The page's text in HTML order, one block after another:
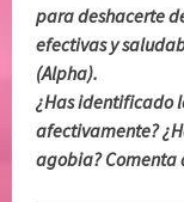
para deshacerte
efectivas y
(Alpha).
¿Has identificado
afectivamente?
agobia? Comenta